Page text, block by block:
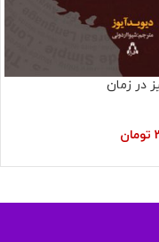
در زمان
تومان